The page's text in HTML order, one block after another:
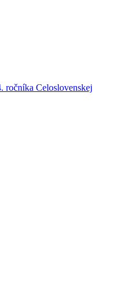
Celoslovenskej